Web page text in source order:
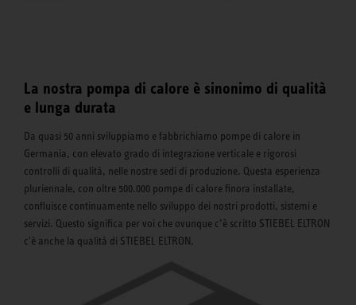
La nostra pompa di calore è sinonimo di qualità
e lunga durata
Da quasi 50 anni sviluppiamo e fabbrichiamo pompe di calore in
Germania, con elevato grado di integrazione verticale e rigorosi
controlli di qualità, nelle nostre sedi di produzione. Questa esperienza
pluriennale, con oltre 500.000 pompe di calore finora installate,
confluisce continuamente nello sviluppo dei nostri prodotti, sistemi e
servizi. Questo significa per voi che ovunque c’è scritto STIEBEL ELTRON
c'è anche la qualità di STIEBEL ELTRON.